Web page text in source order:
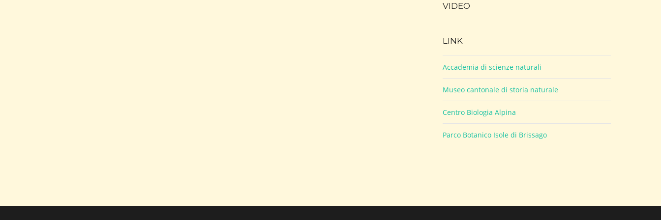
VIDEO
LINK
Accademia di scienze naturali
Museo cantonale di storia naturale
Centro Biologia Alpina
Parco Botanico Isole di Brissago